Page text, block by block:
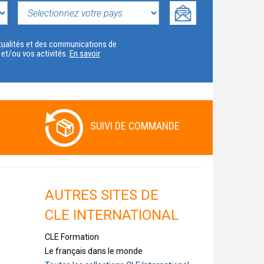
SELECTIONNEZ
PAYS
et des communications de
et/ou vos activités. En savoir
SUIVI DE COMMANDE
AUTRES SITES DE
CLE INTERNATIONAL
CLE Formation
Le français dans le monde